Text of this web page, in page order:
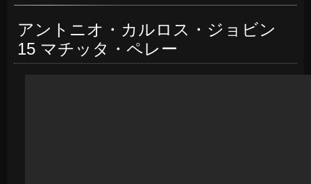
アントニオ・カルロス・ジョビン
15 マチッタ・ペレー